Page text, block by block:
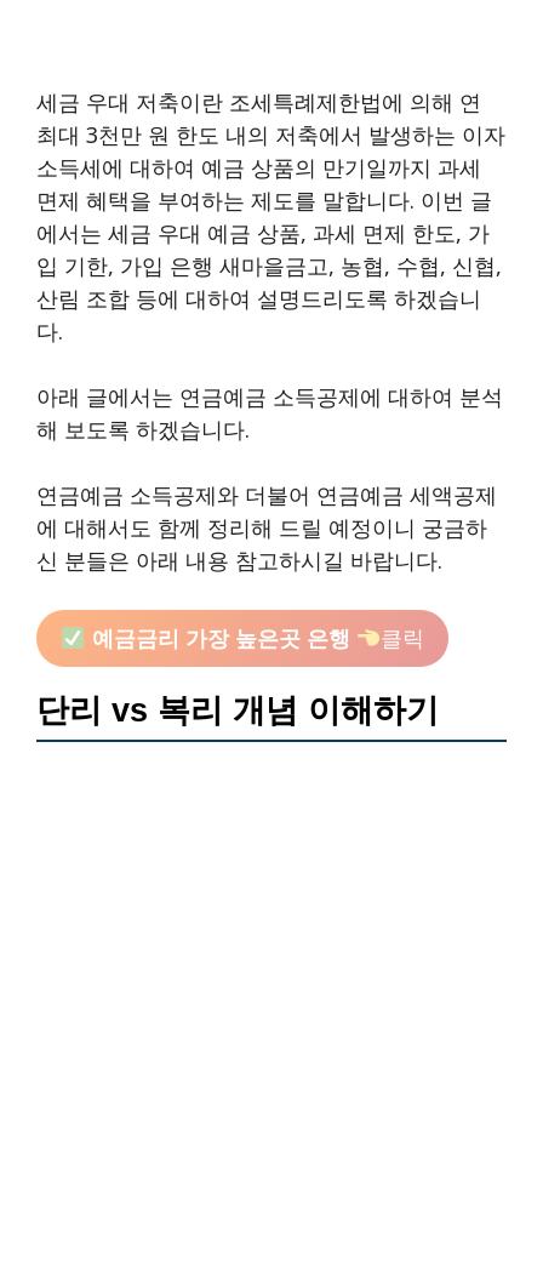
세금 우대 저축이란 조세특례제한법에 의해 연
최대 3천만 원 한도 내의 저축에서 발생하는 이자
소득세에 대하여 예금 상품의 만기일까지 과세
면제 혜택을 부여하는 제도를 말합니다. 이번 글
에서는 세금 우대 예금 상품, 과세 면제 한도, 가
입 기한, 가입 은행 새마을금고, 농협, 수협, 신협,
산림 조합 등에 대하여 설명드리도록 하겠습니
다.
아래 글에서는 연금예금 소득공제에 대하여 분석
해 보도록 하겠습니다.
연금예금 소득공제와 더불어 연금예금 세액공제
에 대해서도 함께 정리해 드릴 예정이니 궁금하
신 분들은 아래 내용 참고하시길 바랍니다.
예금금리 가장 높은곳 은행 클릭
단리 vs 복리 개념 이해하기